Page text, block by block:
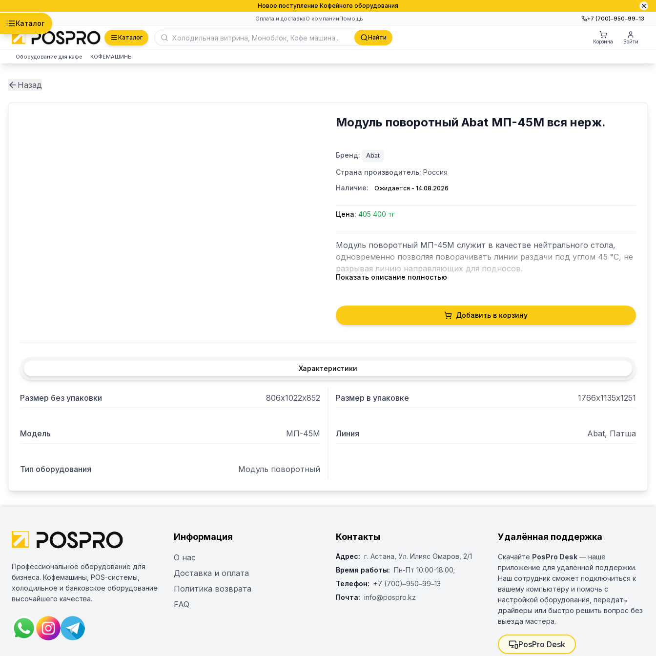
Новое поступление Кофейного оборудования
Оплата и доставкаО компанииПомощь +7 (700)‒950‒99‒13
Каталог
Каталог Найти
Корзина Войти
Оборудование для кафе КОФЕМАШИНЫ
Назад
Модуль поворотный Abat МП-45М вся нерж.
Бренд: Abat
Страна производитель: Россия
Наличие:
Ожидается - 14.08.2026
Цена: 405 400 тг
Модуль поворотный МП-45М служит в качестве нейтрального стола,
одновременно позволяя поворачивать линии раздачи под углом 45 °C, не
разрывая линию направляющих для подносов.
- К основанию модуля крепятся облицовки из нержавеющей стали со
стороны потребителя и из текстурированного оцинкованного металла
под дерево со стороны обслуживающего персонала.
Показать описание полностью
Добавить в корзину
Характеристики
Размер без упаковки 806х1022х852 Размер в упаковке 1766х1135х1251
Модель МП-45М Линия Abat, Патша
Тип оборудования Модуль поворотный
Профессиональное оборудование для
бизнеса. Кофемашины, POS-системы,
холодильное и банковское оборудование
высочайшего качества.
Информация
О нас
Доставка и оплата
Политика возврата
FAQ
Контакты
Адрес: г. Астана, ​Ул. Илияс Омаров, 2/1
Время работы: Пн-Пт 10:00-18:00;
Телефон: +7 (700)‒950‒99‒13
Почта: info@pospro.kz
Удалённая поддержка
Скачайте PosPro Desk — наше
приложение для удалённой поддержки.
Наш сотрудник сможет подключиться к
вашему компьютеру и помочь с
настройкой оборудования, передать
драйверы или быстро решить вопрос без
выезда мастера.
PosPro Desk